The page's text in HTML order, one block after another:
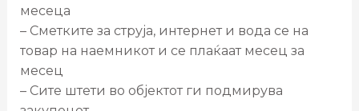
месеца
– Сметките за струја, интернет и вода се на
товар на наемникот и се плаќаат месец за
месец
– Сите штети во објектот ги подмирува